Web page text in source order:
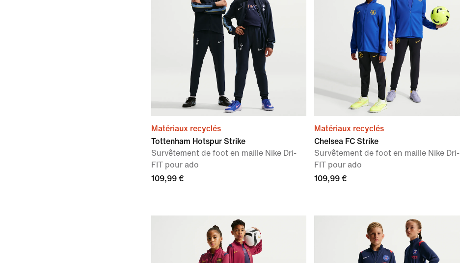
Matériaux recyclés
Tottenham Hotspur Strike
Survêtement de foot en maille Nike Dri-
FIT pour ado
109,99 €
Matériaux recyclés
Chelsea FC Strike
Survêtement de foot en maille Nike Dri-
FIT pour ado
109,99 €